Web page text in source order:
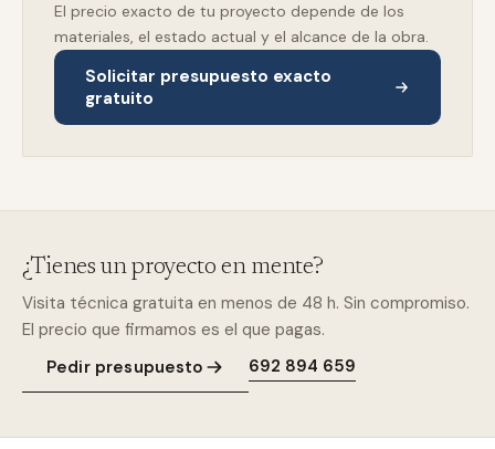
El precio exacto de tu proyecto depende de los
materiales, el estado actual y el alcance de la obra.
Solicitar presupuesto exacto
gratuito
¿Tienes un proyecto en mente?
Visita técnica gratuita en menos de 48 h. Sin compromiso.
El precio que firmamos es el que pagas.
Pedir presupuesto
692 894 659